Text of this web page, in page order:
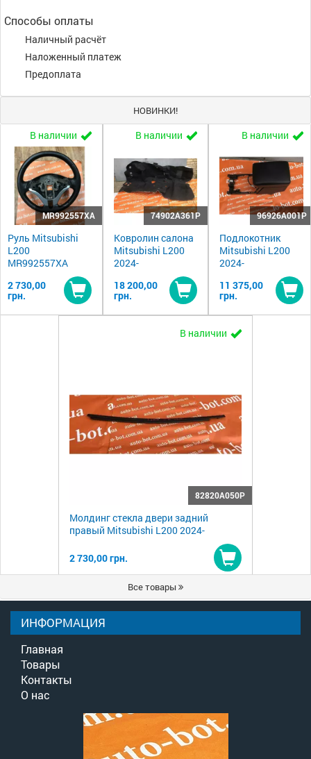
Способы оплаты
Наличный расчёт
Наложенный платеж
Предоплата
НОВИНКИ!
В наличии
MR992557XA
Руль Mitsubishi
L200
MR992557XA
2 730,00
грн.
Купить
В наличии
74902A361P
Ковролин салона
Mitsubishi L200
2024-
18 200,00
грн.
Купить
В наличии
96926A001P
Подлокотник
Mitsubishi L200
2024-
11 375,00
грн.
В наличии
82820A050P
Молдинг стекла двери задний
правый Mitsubishi L200 2024-
2 730,00 грн.
Купить
Все товары
ИНФОРМАЦИЯ
Главная
Товары
Контакты
О нас